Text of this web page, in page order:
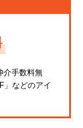
介手数料無
」などのアイ